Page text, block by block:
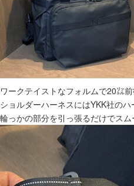
ワークテイストなフォルムで20㍑
ショルダーハーネスにはYKK社の
輪っかの部分を引っ張るだけでス